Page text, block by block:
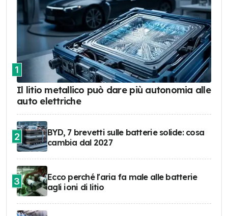
1
Il litio metallico può dare più autonomia alle
auto elettriche
2
BYD, 7 brevetti sulle batterie solide: cosa
cambia dal 2027
3
Ecco perché l'aria fa male alle batterie
agli ioni di litio